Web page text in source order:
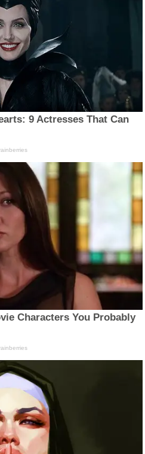
9 Actresses That Can
Characters You Probably